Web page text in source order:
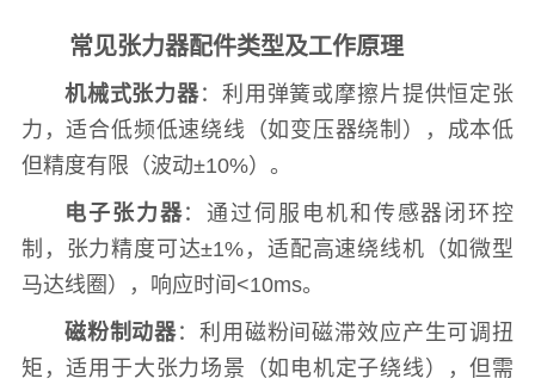
常见张力器配件类型及工作原理
机械式张力器：利用弹簧或摩擦片提供恒定张
力，适合低频低速绕线（如变压器绕制），成本低
但精度有限（波动±10%）。
电子张力器：通过伺服电机和传感器闭环控
制，张力精度可达±1%，适配高速绕线机（如微型
马达线圈），响应时间<10ms。
磁粉制动器：利用磁粉间磁滞效应产生可调扭
矩，适用于大张力场景（如电机定子绕线），但需